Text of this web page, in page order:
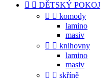
  DĚTSKÝ POKOJ
  komody
lamino
masiv
  knihovny
lamino
masiv
  skříně